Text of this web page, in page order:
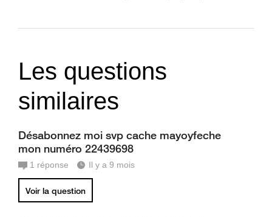
Les questions
similaires
Désabonnez moi svp cache mayoyfeche
mon numéro 22439698
1 réponse Il y a 9 mois
Voir la question